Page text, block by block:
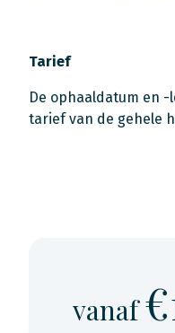
Tarief
De ophaaldatum en
tarief van de gehele
vanaf